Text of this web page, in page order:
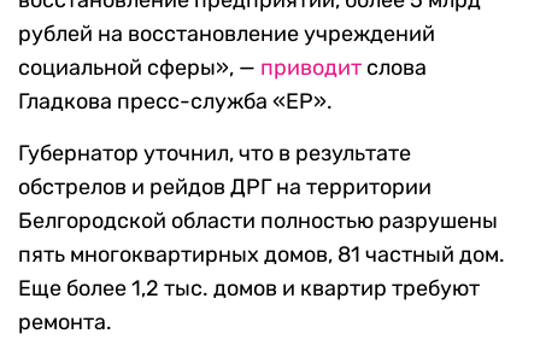
рублей на восстановление учреждений
социальной сферы», — приводит слова
Гладкова пресс-служба «ЕР».
Губернатор уточнил, что в результате
обстрелов и рейдов ДРГ на территории
Белгородской области полностью разрушены
пять многоквартирных домов, 81 частный дом.
Еще более 1,2 тыс. домов и квартир требуют
ремонта.